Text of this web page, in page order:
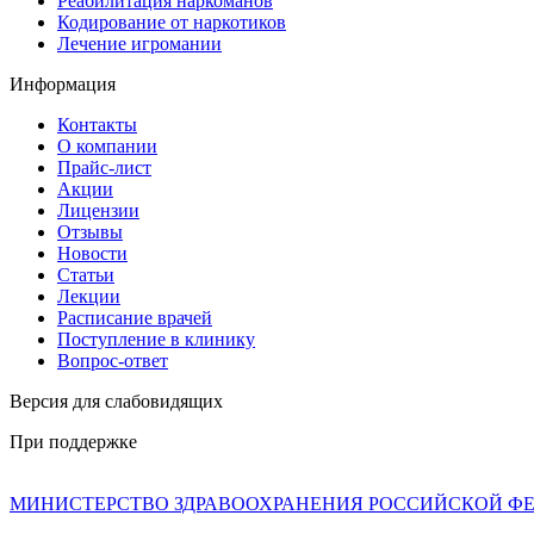
Кодирование от наркотиков
Лечение игромании
Информация
Контакты
О компании
Прайс-лист
Акции
Лицензии
Отзывы
Новости
Статьи
Лекции
Расписание врачей
Поступление в клинику
Вопрос-ответ
Версия для слабовидящих
При поддержке
МИНИСТЕРСТВО ЗДРАВООХРАНЕНИЯ РОССИЙСКОЙ